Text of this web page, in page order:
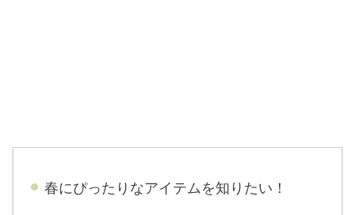
春にぴったりなアイテムを知りたい！